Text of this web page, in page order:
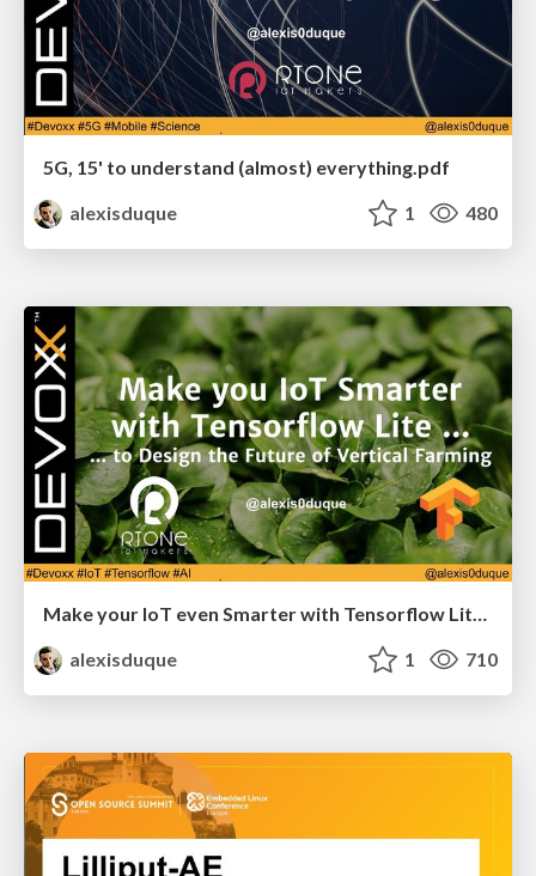
5G, 15' to understand (almost) everything.pdf
alexisduque
1 480
alexisduque
1 710